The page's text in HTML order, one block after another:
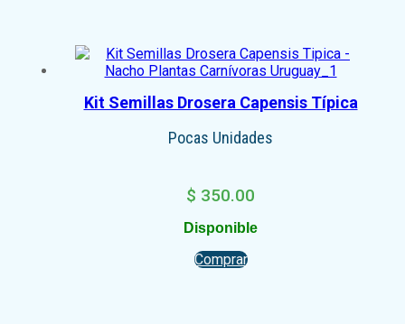
Kit Semillas Drosera Capensis Típica
Pocas Unidades
$ 350.00
Disponible
Comprar